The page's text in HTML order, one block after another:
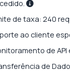
de taxa: 240
ao cliente
de API
de